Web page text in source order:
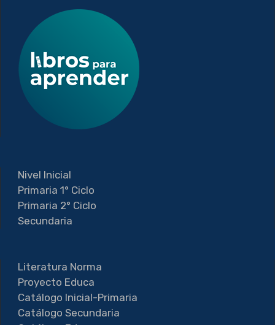
Nivel Inicial
Primaria 1° Ciclo
Primaria 2° Ciclo
Secundaria
Literatura Norma
Proyecto Educa
Catálogo Inicial-Primaria
Catálogo Secundaria